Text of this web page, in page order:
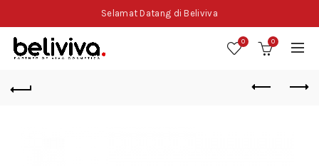
Selamat Datang di Beliviva
0 0